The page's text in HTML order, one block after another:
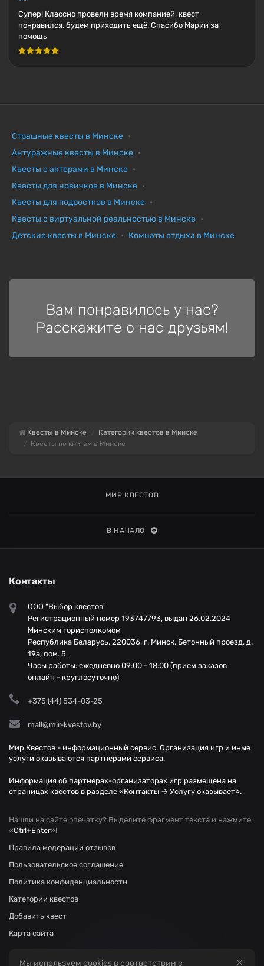
Супер! Классно провели время компанией, квест
понравился, будем приходить ещё. Спасибо Марии за
помощь
Страшные квесты в Минске
Антуражные квесты в Минске
Квесты с актерами в Минске
Квесты для новичков в Минске
Квесты для подростков в Минске
Квесты с виртуальной реальностью в Минске
Детские квесты в Минске
Комнаты отдыха в Минске
Вам понравилось у нас?
Расскажите о нас друзьям!
Квесты в Минске
Категории квестов в Минске
Квесты по книгам в Минске
МИР КВЕСТОВ
В НАЧАЛО
Контакты
ООО "Выбор квестов"
Регистрационный номер 193747793, выдан 26.02.2024
Минским горисполкомом
Республика Беларусь, 220036, г. Минск, Бетонный проезд, д.
19а, пом. 5.
Часы работы: ежедневно 09:00 - 18:00 (прием заказов
онлайн - круглосуточно)
+375 (44) 534-03-25
mail@mir-kvestov.by
Мир Квестов - информационный сервис. Организация игр и иные
услуги оказываются партнерами сервиса.
Информация об партнерах-организаторах игр размещена на
страницах квестов в разделе «Контакты → Услугу оказывает».
Нашли на сайте опечатку? Выделите фрагмент текста и нажмите
«Ctrl+Enter»!
Правила модерации отзывов
Пользовательское соглашение
Политика конфиденциальности
Категории квестов
Добавить квест
Карта сайта
×
Мы используем cookies в соответствии с